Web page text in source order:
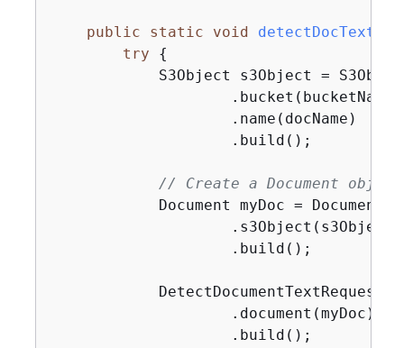
public static void detectDocTextS3
try
{
S3Object s3Object =
                    .bucket(bucketName)
                    .name(docName)
                    .build();
// Create a Document
Document myDoc =
                    .s3Object(s3Object)
                    .build();
DetectDocumentTextRequest
                    .document(myDoc)
                    .build();